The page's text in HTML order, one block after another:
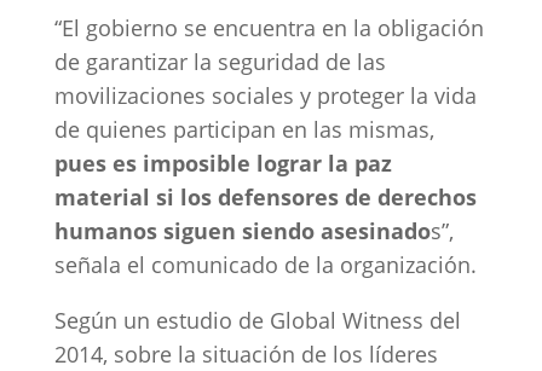
“El gobierno se encuentra en la obligación
de garantizar la seguridad de las
movilizaciones sociales y proteger la vida
de quienes participan en las mismas,
pues es imposible lograr la paz
material si los defensores de derechos
humanos siguen siendo asesinados”,
señala el comunicado de la organización.
Según un estudio de Global Witness del
2014, sobre la situación de los líderes